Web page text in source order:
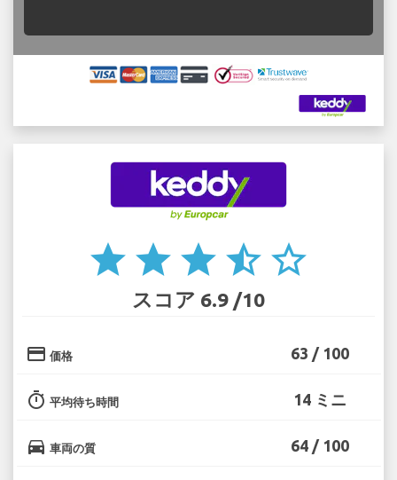
star star star star_half star_border
スコア 6.9 /10
credit_card 価格 63 / 100
timer 平均待ち時間 14 ミニ
directions_car 車両の質 64 / 100